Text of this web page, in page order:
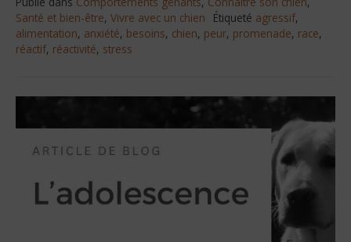
Santé et bien-être, Vivre avec un chien Étiqueté agressif,
alimentation, anxiété, besoins, chien, peur, promenade, race,
réactif, réactivité, stress